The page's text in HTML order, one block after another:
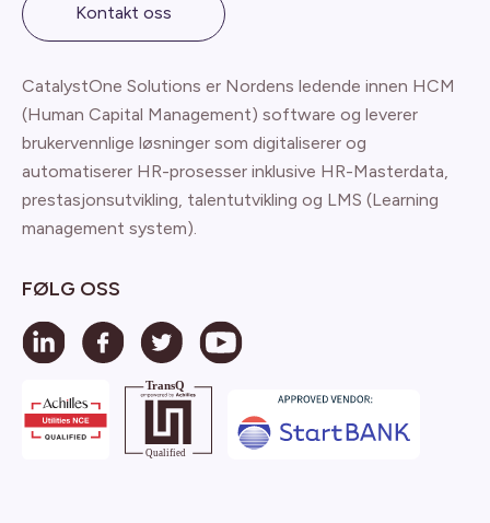
Kontakt oss
CatalystOne Solutions er Nordens ledende innen HCM
(Human Capital Management) software og leverer
brukervennlige løsninger som digitaliserer og
automatiserer HR-prosesser inklusive HR-Masterdata,
prestasjonsutvikling, talentutvikling og LMS (Learning
management system).
FØLG OSS